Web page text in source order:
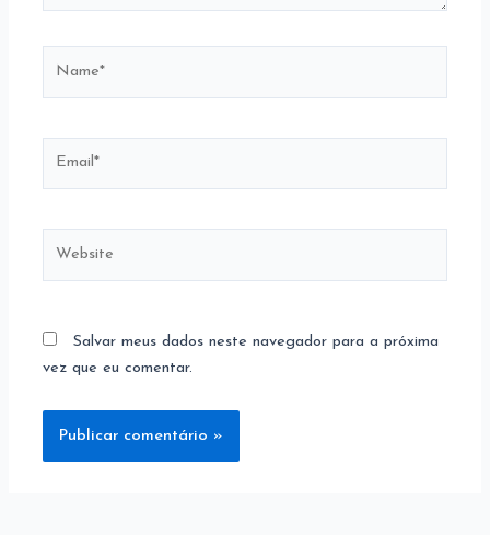
Salvar meus dados neste navegador para a próxima
vez que eu comentar.